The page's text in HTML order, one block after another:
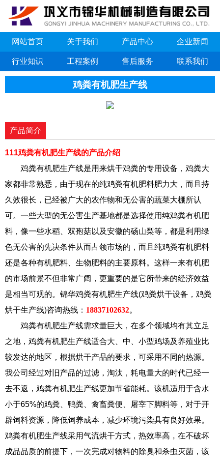
网站首页 关于我们 产品中心 企业新闻
行业知识 工程案例 售后服务 联系我们
鸡粪有机肥生产线
产品简介
111鸡粪有机肥生产线的产品介绍
鸡粪有机肥生产线是用来烘干鸡粪的专用设备，鸡粪大
家都非常熟悉，由于现在的纯鸡粪有机肥料肥力大，而且持
久效很长，已经被广大的农作物和无公害的蔬菜大棚所认
可。一些大型的无公害生产基地都是选择使用纯鸡粪有机肥
料，像一些水稻、双孢菇以及安徽的砀山梨等，都是利用绿
色无公害的先决条件从而占领市场的，而且纯鸡粪有机肥料
还是各种有机肥料、生物肥料的主要原料。这样一来有机肥
的市场前景不但非常广阔，更重要的是它所带来的经济效益
是相当可观的。锦华鸡粪有机肥生产线(鸡粪烘干设备，鸡粪
烘干生产线)咨询热线： 18837102632。
鸡粪有机肥生产线需求量巨大，在多个领域均有其立足
之地，鸡粪有机肥生产线适合大、中、小型鸡场及养殖业比
较发达的地区，根据烘干产品的要求，可采用不同的热源。
我公司经过对旧产品的过滤，淘汰，耗电量大的时代已经一
去不返，鸡粪有机肥生产线更加节省能耗。该机适用于含水
小于65%的鸡粪、鸭粪、禽畜粪便、屠宰下脚料等，对于开
辟饲料资源，降低饲养成本，减少环境污染具有良好效果。
鸡粪有机肥生产线采用气流烘干方式，热效率高，在不破坏
成品品质的前提下，一次完成对物料的除臭和杀虫灭菌，该